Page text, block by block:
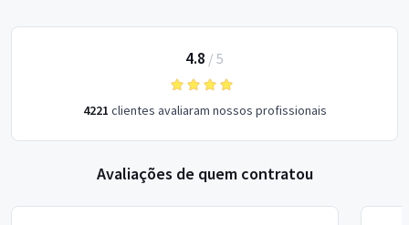
4.8 / 5
4221 clientes avaliaram nossos profissionais
Avaliações de quem contratou